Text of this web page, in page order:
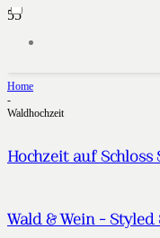
Home
-
Waldhochzeit
Hochzeit auf Schloss
Wald & Wein –